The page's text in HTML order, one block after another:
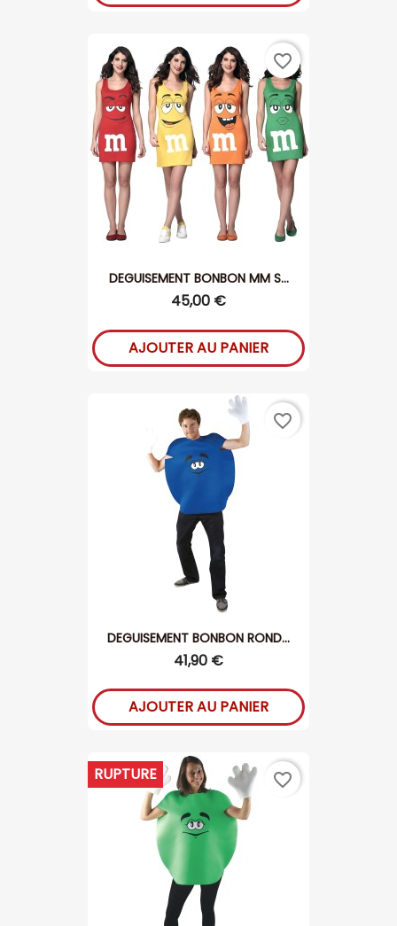
DEGUISEMENT BONBON MM S...
45,00 €
AJOUTER AU PANIER
favorite_border
DEGUISEMENT BONBON ROND...
41,90 €
AJOUTER AU PANIER
favorite_border
RUPTURE favorite_border